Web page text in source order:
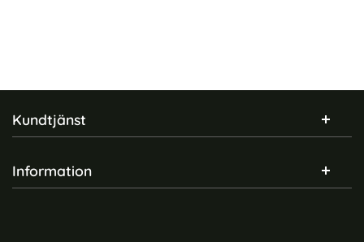
Sidfot Blandad info och länkar
Kundtjänst
Information